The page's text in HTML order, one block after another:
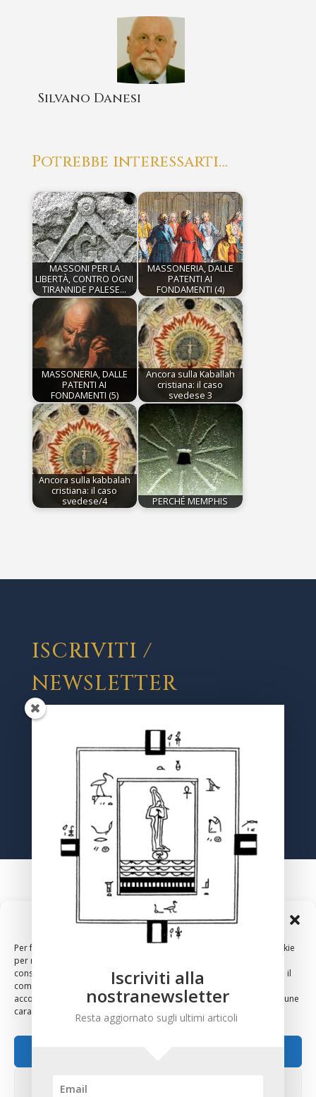
Gestisci Consenso Cookie
Per fornire le migliori esperienze, utilizziamo tecnologie come i cookie
per memorizzare e/o accedere alle informazioni del dispositivo. Il
consenso a queste tecnologie ci permetterà di elaborare dati come il
comportamento di navigazione o ID unici su questo sito. Non
acconsentire o ritirare il consenso può influire negativamente su alcune
caratteristiche e funzioni.
Silvano Danesi
Potrebbe interessarti…
MASSONI PER LA
LIBERTÀ, CONTRO OGNI
TIRANNIDE PALESE…
MASSONERIA, DALLE
PATENTI AI
FONDAMENTI (4)
MASSONERIA, DALLE
PATENTI AI
FONDAMENTI (5)
Ancora sulla Kaballah
cristiana: il caso
svedese 3
Ancora sulla kabbalah
cristiana: il caso
svedese/4
PERCHÉ MEMPHIS
ISCRIVITI /
NEWSLETTER
Registrati
2024 – Copyright – Associazione Culturale Anthropos, Via
Sirte 36, 00196 Roma
Iscriviti alla
nostranewsletter
Resta aggiornato sugli ultimi articoli